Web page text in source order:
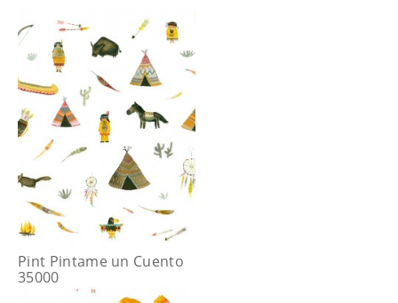
Pint Pintame un Cuento
35000